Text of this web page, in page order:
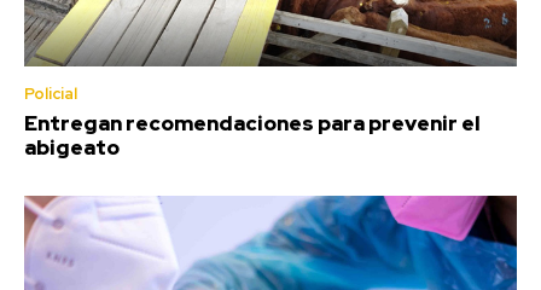
Policial
Entregan recomendaciones para prevenir el
abigeato